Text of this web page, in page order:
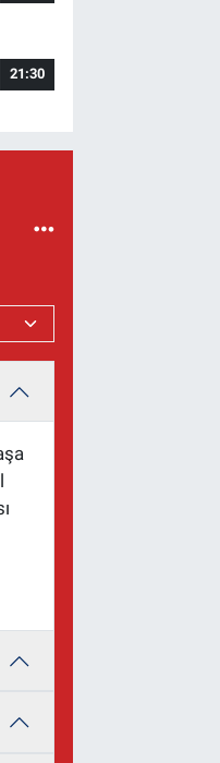
21:30